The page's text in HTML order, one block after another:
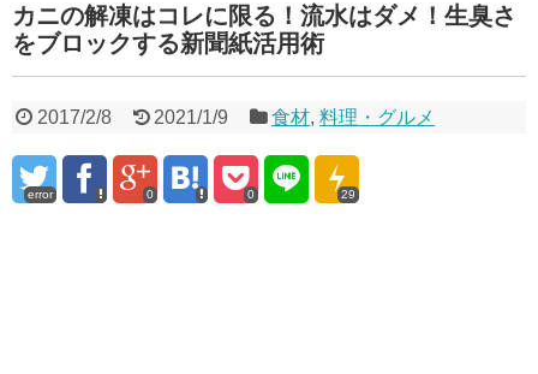
カニの解凍はコレに限る！流水はダメ！生臭さ
をブロックする新聞紙活用術
2017/2/8 2021/1/9 食材,料理・グルメ
error 0 0 29